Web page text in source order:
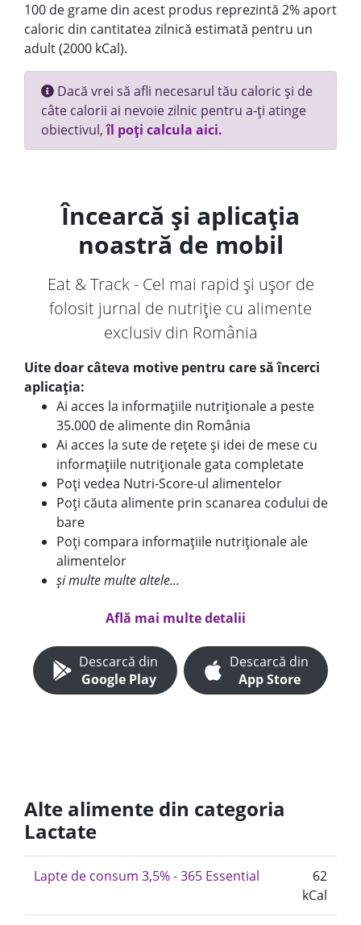
100 de grame din acest produs reprezintă 2% aport
caloric din cantitatea zilnică estimată pentru un
adult (2000 kCal).
Dacă vrei să afli necesarul tău caloric și de
câte calorii ai nevoie zilnic pentru a-ți atinge
obiectivul,îl poți calcula aici.
Încearcă și aplicația
noastră de mobil
Eat & Track - Cel mai rapid și ușor de
folosit jurnal de nutriție cu alimente
exclusiv din România
Uite doar câteva motive pentru care să încerci
aplicația:
Ai acces la informațiile nutriționale a peste
35.000 de alimente din România
Ai acces la sute de rețete și idei de mese cu
informațiile nutriționale gata completate
Poți vedea Nutri-Score-ul alimentelor
Poți căuta alimente prin scanarea codului de
bare
Poți compara informațiile nutriționale ale
alimentelor
și multe multe altele...
Află mai multe detalii
Descarcă din
Google Play
Descarcă din
App Store
Alte alimente din categoria
Lactate
Lapte de consum 3,5% - 365 Essential
62
kCal